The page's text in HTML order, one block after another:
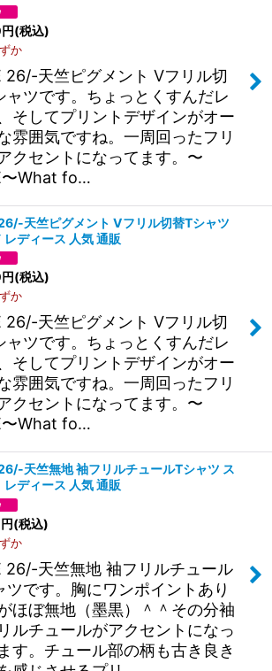
円(税込)
か
26/-天竺ピグメント Vフリル切
ャツです。ちょっとくすんだレ
そしてプリントデザインがオー
雰囲気ですね。一周回ったフリ
クセントになってます。〜
〜What fo…
天竺ピグメント Vフリル切替Tシャツ
レディース 人気 通販
円(税込)
か
26/-天竺ピグメント Vフリル切
ャツです。ちょっとくすんだレ
そしてプリントデザインがオー
雰囲気ですね。一周回ったフリ
クセントになってます。〜
〜What fo…
天竺無地 袖フリルチュールTシャツ ス
レディース 人気 通販
円(税込)
か
26/-天竺無地 袖フリルチュール
ツです。胸にワンポイントあり
ほぼ無地（墨黒）＾＾その分袖
ルチュールがアクセントになっ
す。チュール部の柄も古き良き